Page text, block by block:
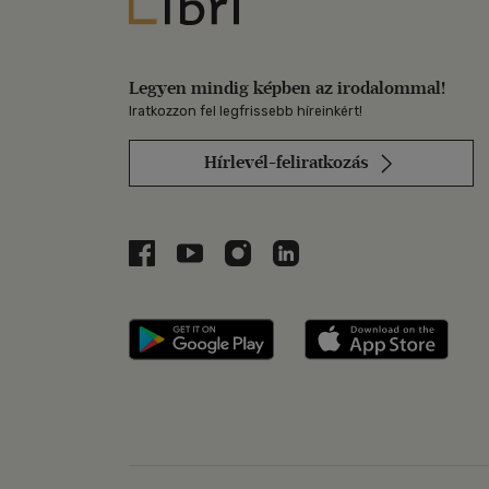
Legyen mindig képben az irodalommal!
Iratkozzon fel legfrissebb híreinkért!
Hírlevél-feliratkozás
Libri a Facebookon
Libri a Youtube-on
Libri az Instagramon
Libri a LinkedInen
Libri applikáció Szerezd